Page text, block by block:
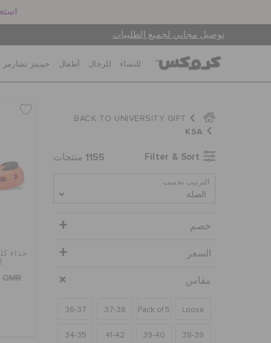
توصيل مجاني لجميع الطلبيات
للنساء للرجال أطفال جيبيتز تشارمز
BACK TO UNIVERSITY GIFT
KSA
Filter & Sort
1155 منتجات
الترتيب بحسب
خصم
السعر
مقاس
Loose
Pack of 5
37-38
36-37
38-39
39-40
41-42
34-35
حذاء
OMR